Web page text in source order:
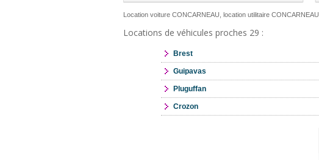
Location voiture CONCARNEAU, location utilitaire CONCARNEAU
Locations de véhicules proches 29 :
Brest
Guipavas
Pluguffan
Crozon